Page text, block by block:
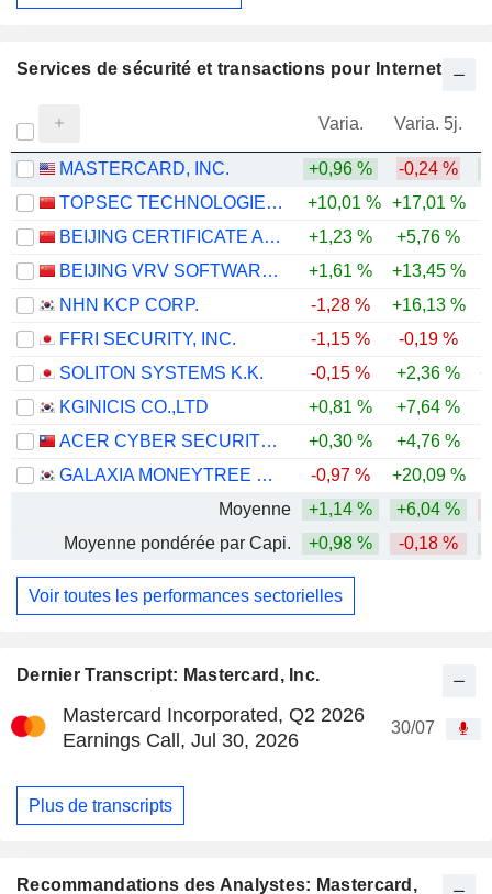
Dernier Transcript: Mastercard, Inc.
Mastercard Incorporated, Q2 2026
Earnings Call, Jul 30, 2026
30/07
Plus de transcripts
Recommandations des Analystes: Mastercard,
Services de sécurité et transactions pour Internet
Varia. Varia. 5j.
MASTERCARD, INC. +0,96 % -0,24 %
TOPSEC TECHNOLOGIES GROUP INC.
+10,01 % +17,01 %
BEIJING CERTIFICATE AUTHORITY CO.,LTD.
+1,23 % +5,76 %
BEIJING VRV SOFTWARE CORPORATION LIMITED
+1,61 % +13,45 %
NHN KCP CORP.
-1,28 % +16,13 %
FFRI SECURITY, INC.
-1,15 % -0,19 %
SOLITON SYSTEMS K.K.
-0,15 % +2,36 %
KGINICIS CO.,LTD
+0,81 % +7,64 %
ACER CYBER SECURITY INC.
+0,30 % +4,76 %
GALAXIA MONEYTREE CO., LTD.
-0,97 % +20,09 %
Moyenne
+1,14 % +6,04 %
Moyenne pondérée par Capi.
+0,98 % -0,18 %
Voir toutes les performances sectorielles